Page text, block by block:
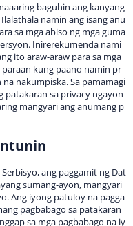
baguhin ang kanyang
namin ang isang anu
sa mga abiso ng mga guma
Inirerekumenda nami
ito araw-araw para sa mga
kung paano namin pr
nakumpiska. Sa pamamagi
patakaran sa privacy ngayon
mangyari ang anumang p
ang paggamit ng Dat
sumang-ayon, mangyari
Ang iyong patuloy na pagga
pagbabago sa patakaran
sa mga pagbabago na iy